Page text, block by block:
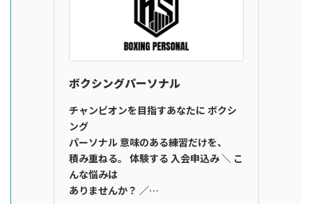
ボクシングパーソナル
チャンピオンを目指すあなたに ボクシ
ング
パーソナル 意味のある練習だけを、
積み重ねる。 体験する 入会申込み ＼ こ
んな悩みは
ありませんか？ ／…